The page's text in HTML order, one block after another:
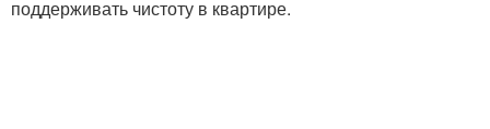
поддерживать чистоту в квартире.